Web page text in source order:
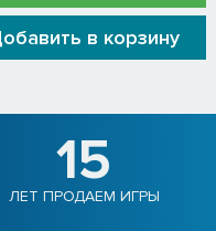
в корзину
15
ЛЕТ ПРОДАЕМ ИГРЫ